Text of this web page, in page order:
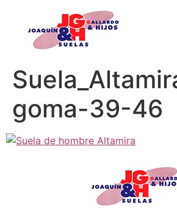
goma-39-46